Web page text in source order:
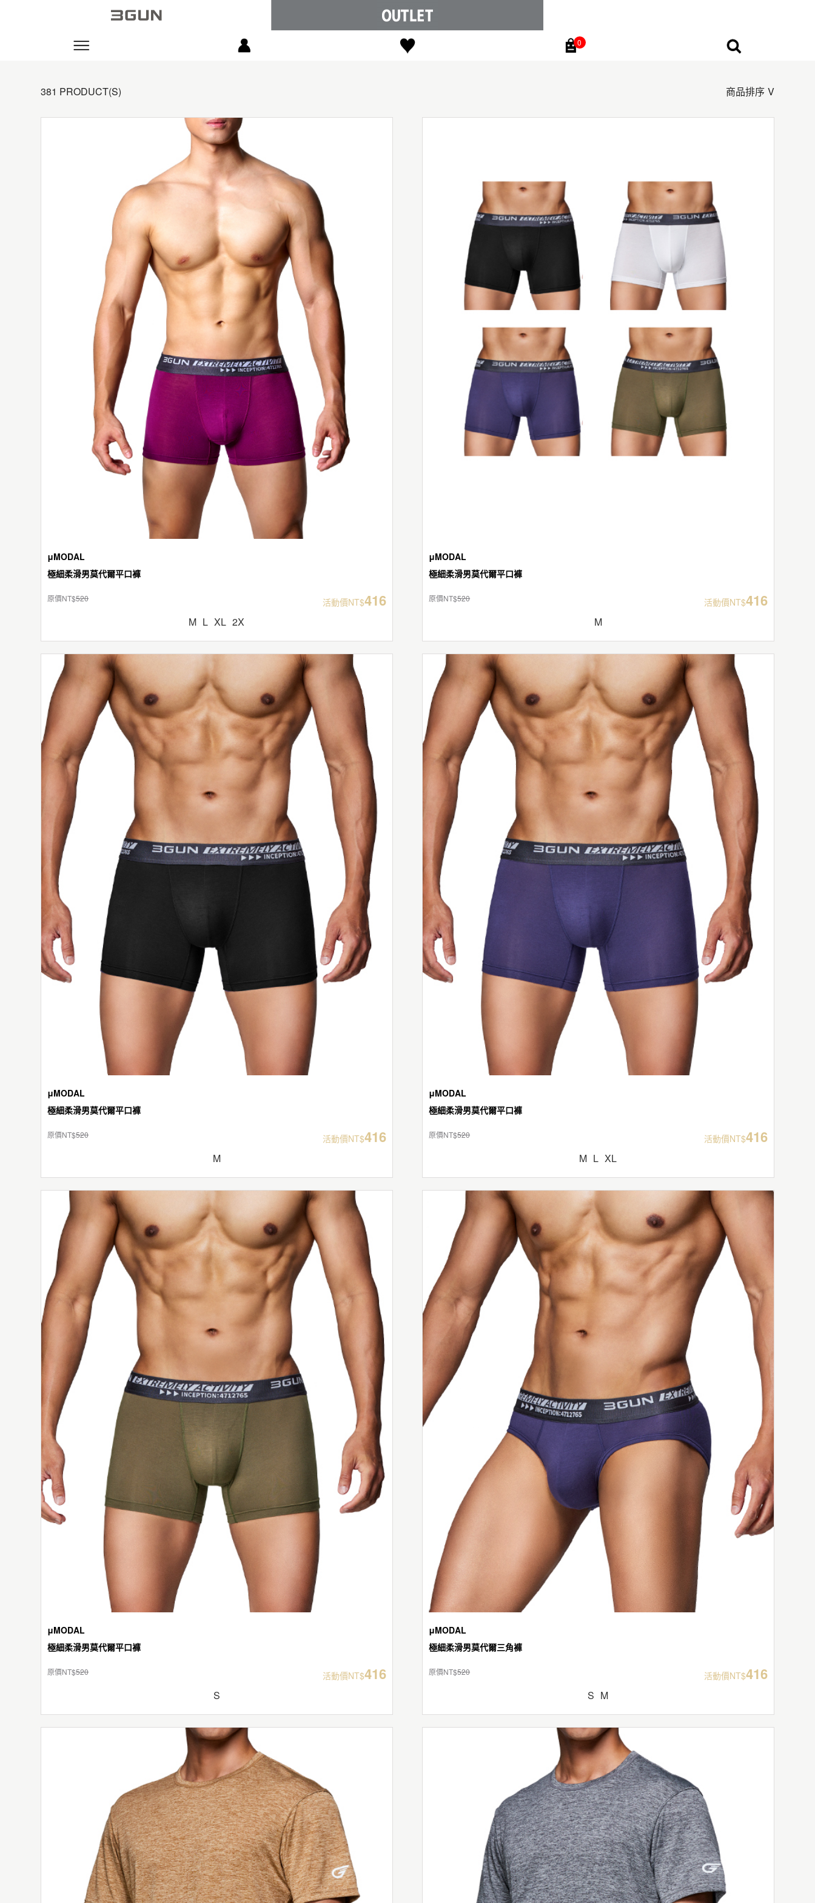
0
381 PRODUCT(S) 商品排序
μMODAL
極細柔滑男莫代爾平口褲
原價NT$520 活動價NT$416
M L XL 2X
μMODAL
極細柔滑男莫代爾平口褲
原價NT$520 活動價NT$416
M
μMODAL
極細柔滑男莫代爾平口褲
原價NT$520 活動價NT$416
M
μMODAL
極細柔滑男莫代爾平口褲
原價NT$520 活動價NT$416
M L XL
μMODAL
極細柔滑男莫代爾平口褲
原價NT$520 活動價NT$416
S
μMODAL
極細柔滑男莫代爾三角褲
原價NT$520 活動價NT$416
S M